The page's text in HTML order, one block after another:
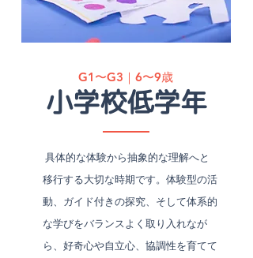
G1〜G3｜6〜9歳
小学校低学年
具体的な体験から抽象的な理解へと
移行する大切な時期です。体験型の活
動、ガイド付きの探究、そして体系的
な学びをバランスよく取り入れなが
ら、好奇心や自立心、協調性を育てて